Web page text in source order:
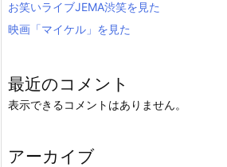
お笑いライブJEMA渋笑を見た
映画「マイケル」を見た
最近のコメント
表示できるコメントはありません。
アーカイブ